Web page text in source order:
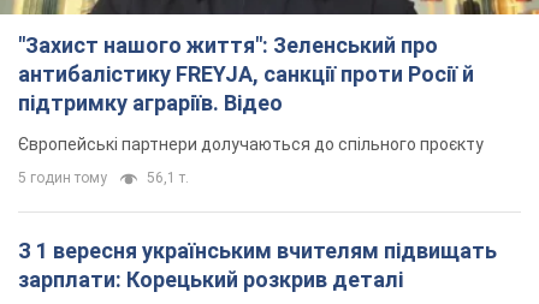
"Захист нашого життя": Зеленський про
антибалістику FREYJA, санкції проти Росії й
підтримку аграріїв. Відео
Європейські партнери долучаються до спільного проєкту
5 годин тому 56,1 т.
З 1 вересня українським вчителям підвищать
зарплати: Корецький розкрив деталі